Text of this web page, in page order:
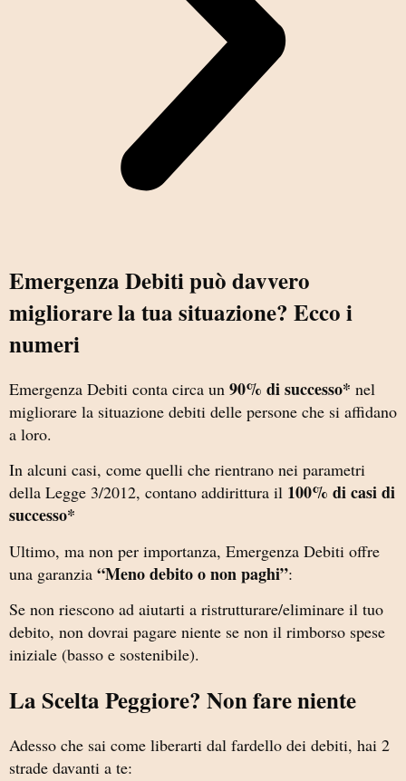
Emergenza Debiti può davvero
migliorare la tua situazione? Ecco i
numeri
Emergenza Debiti conta circa un 90% di successo* nel
migliorare la situazione debiti delle persone che si affidano
a loro.
In alcuni casi, come quelli che rientrano nei parametri
della Legge 3/2012, contano addirittura il 100% di casi di
successo*
Ultimo, ma non per importanza, Emergenza Debiti offre
una garanzia “Meno debito o non paghi”:
Se non riescono ad aiutarti a ristrutturare/eliminare il tuo
debito, non dovrai pagare niente se non il rimborso spese
iniziale (basso e sostenibile).
La Scelta Peggiore? Non fare niente
Adesso che sai come liberarti dal fardello dei debiti, hai 2
strade davanti a te: